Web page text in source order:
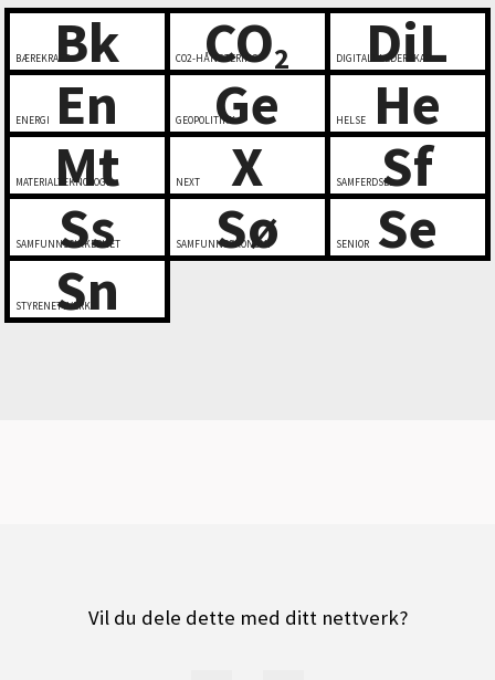
Bk
BÆREKRAFT CO2
CO2-HÅNDTERING DiL
DIGITALT LEDERSKAP
En
ENERGI Ge
GEOPOLITIKK He
HELSE
Mt
MATERIALTEKNOLOGI X
NEXT Sf
SAMFERDSEL
Ss
SAMFUNNSSIKKERHET Sø
SAMFUNNSØKONOMI Se
SENIOR
Sn
STYRENETTVERK
Vil du dele dette med ditt nettverk?